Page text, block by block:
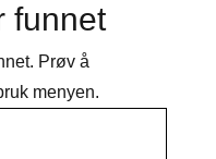
funnet
Prøv å
menyen.